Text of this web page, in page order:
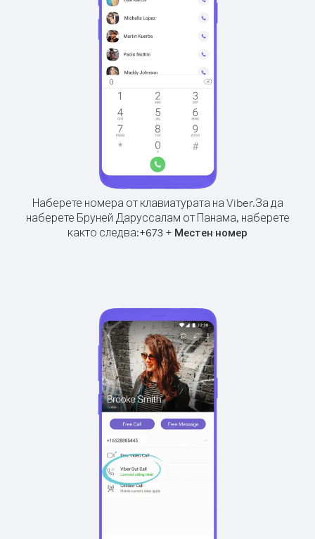
Наберете номера от клавиатурата на Viber.За да
наберете Бруней Даруссалам от Панама, наберете
както следва:+673 + Местен номер